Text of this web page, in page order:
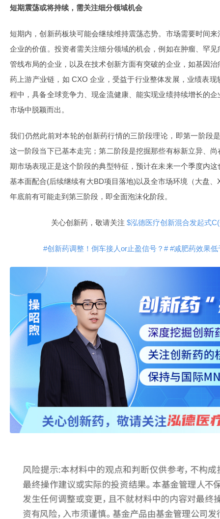
短期震荡或将持续，需关注细分领域机会
短期内，创新药板块可能会继续维持震荡态势。市场需要时间
企业的价值。投资者需关注细分领域的机会，例如在肿瘤、罕
管线布局的企业，以及在技术创新方面有突破的企业，如基因
药上游产业链，如 CXO 企业，受益于行业整体发展，业绩表
程中，具备全球竞争力、现金流健康、能实现业绩持续增长的
市场中脱颖而出。
我们仍然此前对本轮的创新药行情的三阶段理论，即第一阶段
这一阶段当下已基本走完；第二阶段是挖掘那些有标新立异、
期市场表现正是这个阶段的典型特征，预计在未来一个季度内
基本面配合(后续继续有大BD项目落地)以及全市场环境（大盘
年底前有可能走到第三阶段，即全面泡沫化阶段。
关心创新药，敬请关注 $泓德医疗创新混合发起式
#创新药调整！倒车接人or止盈信号？# #减肥药效果